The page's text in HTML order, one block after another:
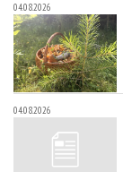
04.08.2026
04.08.2026